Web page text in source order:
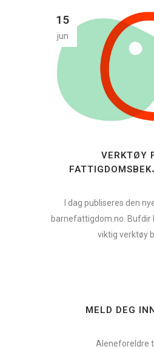
15
jun
VERKTØY
I dag publiseres den
barnefattigdom.no. Bufdir
viktig verktøy
MELD DEG
Aleneforeldre